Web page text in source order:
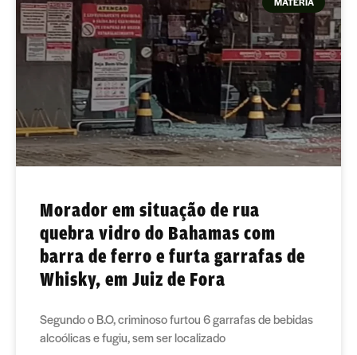
Morador em situação de rua
quebra vidro do Bahamas com
barra de ferro e furta garrafas de
Whisky, em Juiz de Fora
Segundo o B.O, criminoso furtou 6 garrafas de bebidas
alcoólicas e fugiu, sem ser localizado